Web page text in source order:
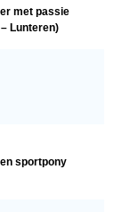
met passie
Lunteren)
sportpony